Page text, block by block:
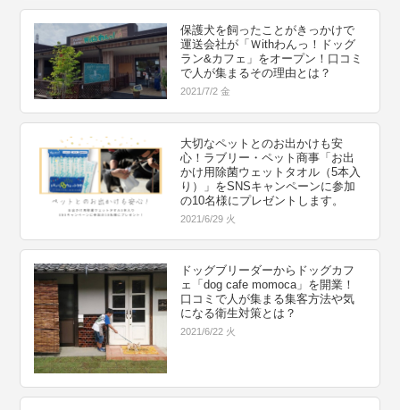
保護犬を飼ったことがきっかけで
運送会社が「Ｗithわんっ！ドッグ
ラン&カフェ」をオープン！口コミ
で人が集まるその理由とは？
2021/7/2 金
大切なペットとのお出かけも安
心！ラブリー・ペット商事「お出
かけ用除菌ウェットタオル（5本入
り）」をSNSキャンペーンに参加
の10名様にプレゼントします。
2021/6/29 火
ドッグブリーダーからドッグカフ
ェ「dog cafe momoca」を開業！
口コミで人が集まる集客方法や気
になる衛生対策とは？
2021/6/22 火